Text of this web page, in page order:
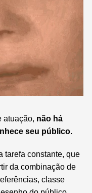
atuação, não há
seu público.
tarefa constante, que
da combinação de
classe